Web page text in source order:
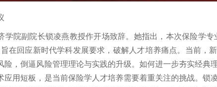
学院副院长锁凌燕教授作开场致辞。她指出，本次保险学专
在回应新时代学科发展要求，破解人才培养痛点。当前，
险，倒逼风险管理理论与实践的升级。如何进一步夯实经典
应用短板，是当前保险学人才培养需要着重关注的挑战。锁